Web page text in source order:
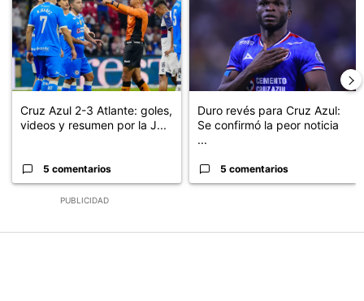
PUBLICIDAD
Cruz Azul 2-3 Atlante: goles,
videos y resumen por la J...
5 comentarios
Duro revés para Cruz Azul:
Se confirmó la peor noticia
...
5 comentarios